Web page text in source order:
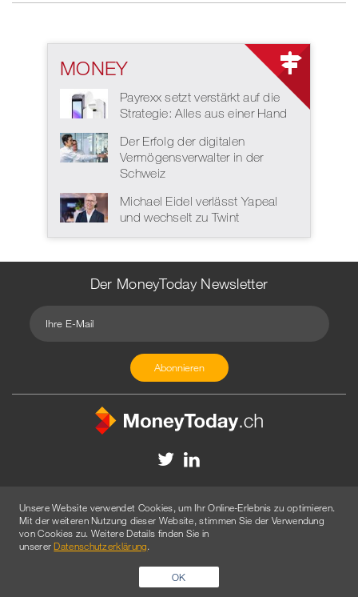
MONEY
Payrexx setzt verstärkt auf die
Strategie: Alles aus einer Hand
Der Erfolg der digitalen
Vermögensverwalter in der
Schweiz
Michael Eidel verlässt Yapeal
und wechselt zu Twint
Der MoneyToday Newsletter
Disclaimer
Werbung
© 2026 Created byAGENTUR AM WASSER
Unsere Website verwendet Cookies, um Ihr Online-Erlebnis zu optimieren.
Mit der weiteren Nutzung dieser Website, stimmen Sie der Verwendung
von Cookies zu. Weitere Details finden Sie in
unsererDatenschutzerklärung.
OK